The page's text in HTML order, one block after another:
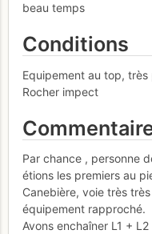
beau temps
Conditions
Equipement au top, très
Rocher impect
Par chance , personne
étions les premiers au
Canebière, voie très
équipement rapproché.
Avons enchaîner L1 +